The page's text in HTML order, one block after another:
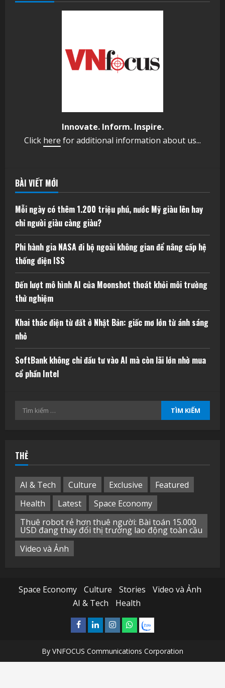
Innovate. Inform. Inspire.
Click here for additional information about us...
BÀI VIẾT MỚI
Mỗi ngày có thêm 1.200 triệu phú, nước Mỹ giàu lên hay
chỉ người giàu càng giàu?
Phi hành gia NASA đi bộ ngoài không gian để nâng cấp hệ
thống điện ISS
Đến lượt mô hình AI của Moonshot thoát khỏi môi trường
thử nghiệm
Khai thác điện từ đất ở Nhật Bản: giấc mơ lớn từ ánh sáng
nhỏ
SoftBank không chỉ đầu tư vào AI mà còn lãi lớn nhờ mua
cổ phần Intel
Tìm
THẺ
AI & Tech Culture Exclusive
Featured
Health
Latest
Space Economy
Thuê robot rẻ hơn thuê người: Bài toán 15.000
USD đang thay đổi thị trường lao động toàn cầu
Video và Ảnh
Space Economy Culture Stories
Video và Ảnh
AI & Tech
Health
Facebook
LinkedinInstagram
What’sapp
Zalo